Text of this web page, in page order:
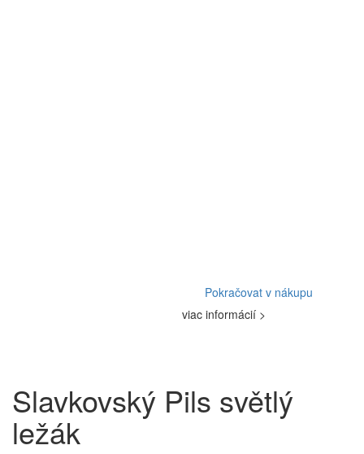
Pokračovat v nákupu
Slavkovský Pils světlý
ležák
viac informácií >